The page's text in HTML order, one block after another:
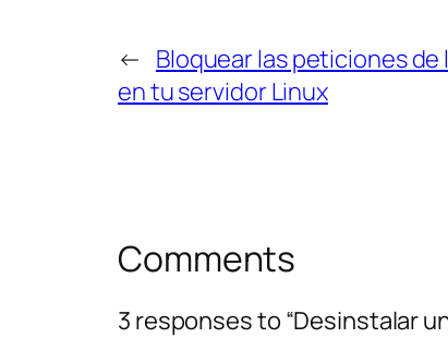
← Bloquear las peticiones de
en tu servidor Linux
Comments
3 responses to “Desinstalar